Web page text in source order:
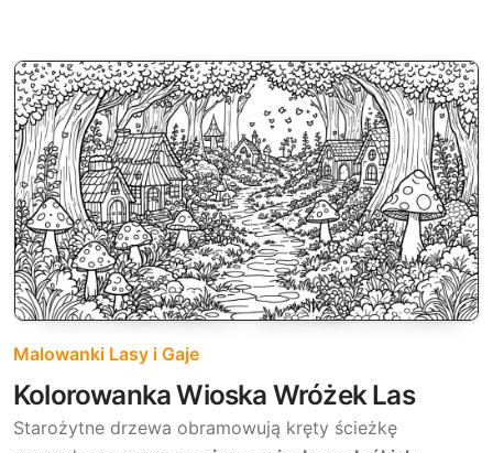
Malowanki Lasy i Gaje
Kolorowanka Wioska Wróżek Las
Starożytne drzewa obramowują kręty ścieżkę